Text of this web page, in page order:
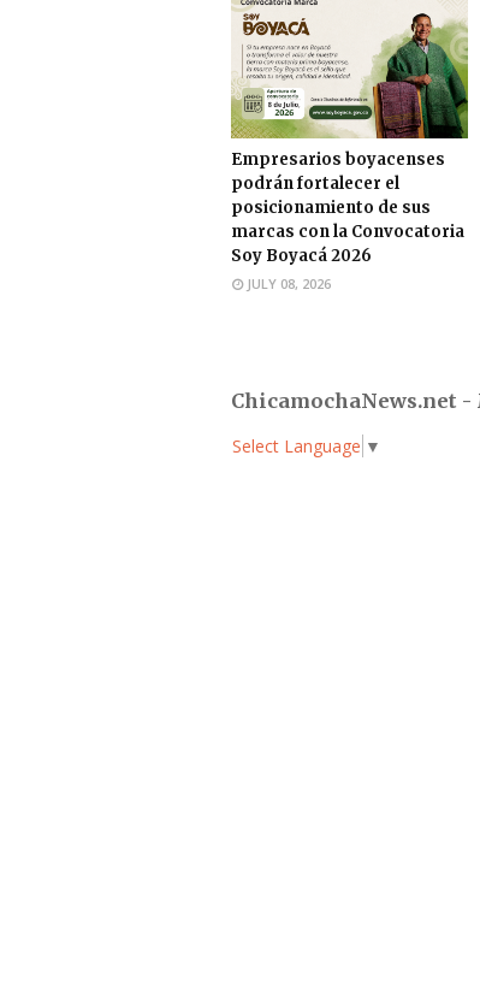
Empresarios boyacenses
podrán fortalecer el
posicionamiento de sus
marcas con la Convocatoria
Soy Boyacá 2026
JULY 08, 2026
ChicamochaNews.net
Select Language ▼